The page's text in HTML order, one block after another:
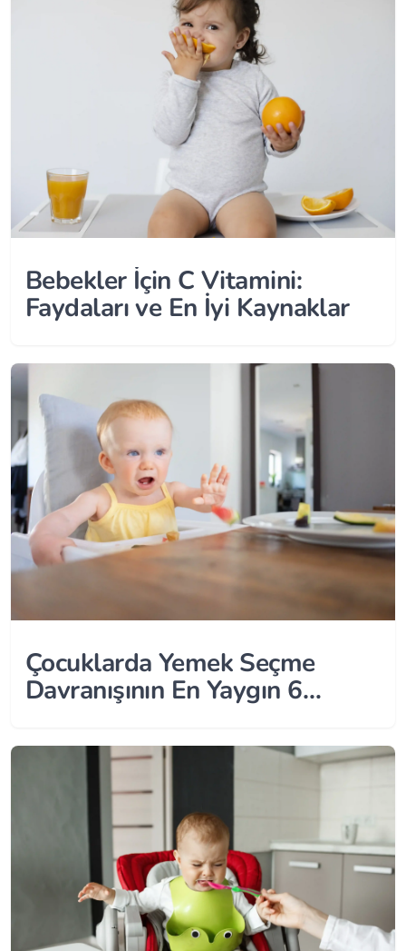
Bebekler İçin C Vitamini:
Faydaları ve En İyi Kaynaklar
Çocuklarda Yemek Seçme
Davranışının En Yaygın 6